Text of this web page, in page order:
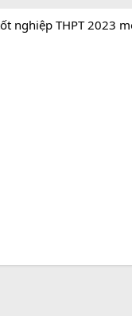
n
nghiệp THPT 2023